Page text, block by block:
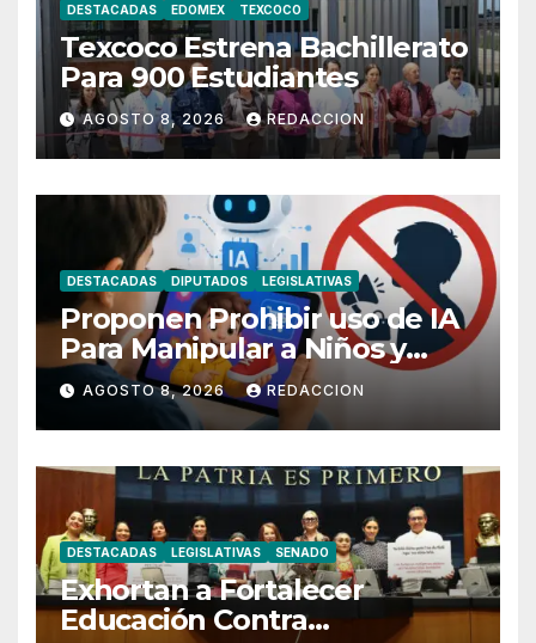
DESTACADAS EDOMEX TEXCOCO
Texcoco Estrena Bachillerato
Para 900 Estudiantes
AGOSTO 8, 2026 REDACCION
DESTACADAS DIPUTADOS LEGISLATIVAS
Proponen Prohibir uso de IA
Para Manipular a Niños y
Adolescentes
AGOSTO 8, 2026 REDACCION
DESTACADAS LEGISLATIVAS SENADO
Exhortan a Fortalecer
Educación Contra